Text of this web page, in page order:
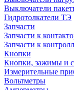
Выключатели
Гидротолкатели ТЭ
Запчасти
Запчасти к
Запчасти к
Кнопки
Кнопки, зажимы и
Измерительные
Вольтметры